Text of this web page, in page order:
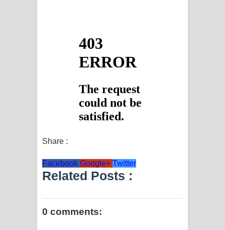
Share :
Facebook Google+ Twitter
Related Posts :
0 comments: